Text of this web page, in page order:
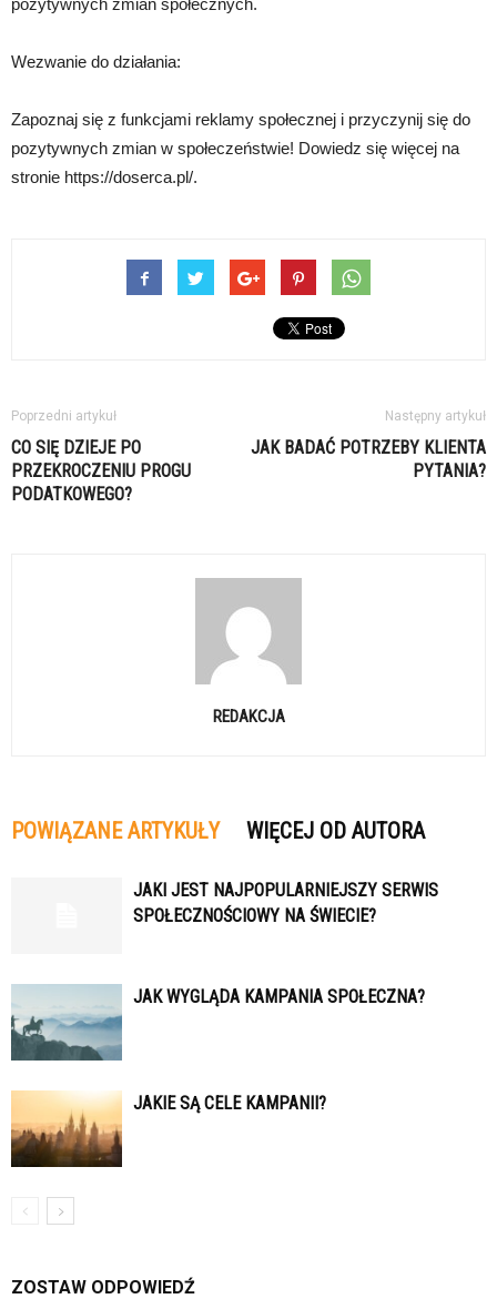
pozytywnych zmian społecznych.
Wezwanie do działania:
Zapoznaj się z funkcjami reklamy społecznej i przyczynij się do
pozytywnych zmian w społeczeństwie! Dowiedz się więcej na
stronie https://doserca.pl/.
Poprzedni artykuł
CO SIĘ DZIEJE PO
PRZEKROCZENIU PROGU
PODATKOWEGO?
Następny artykuł
JAK BADAĆ POTRZEBY KLIENTA
PYTANIA?
REDAKCJA
POWIĄZANE ARTYKUŁY WIĘCEJ OD AUTORA
JAKI JEST NAJPOPULARNIEJSZY SERWIS
SPOŁECZNOŚCIOWY NA ŚWIECIE?
JAK WYGLĄDA KAMPANIA SPOŁECZNA?
JAKIE SĄ CELE KAMPANII?
ZOSTAW ODPOWIEDŹ